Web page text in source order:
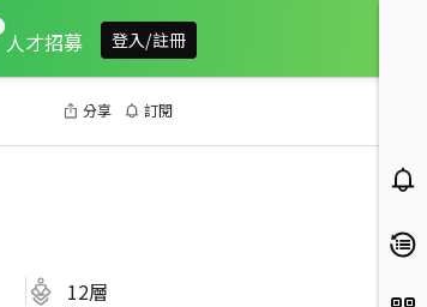
人才招募 登入/註冊
分享 訂閱
12層